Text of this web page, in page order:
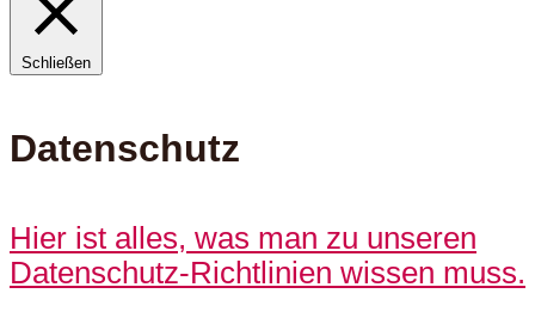
Schließen
Datenschutz
Hier ist alles, was man zu unseren
Datenschutz-Richtlinien wissen muss.